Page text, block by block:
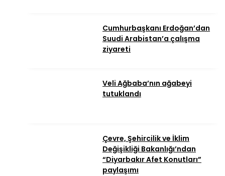
Cumhurbaşkanı Erdoğan’dan
Suudi Arabistan’a çalışma
ziyareti
Veli Ağbaba’nın ağabeyi
tutuklandı
Çevre, Şehircilik ve İklim
Değişikliği Bakanlığı’ndan
“Diyarbakır Afet Konutları”
paylaşımı